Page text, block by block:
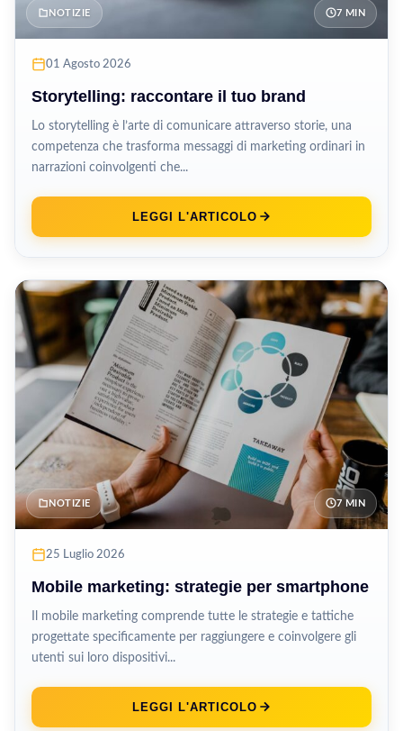
NOTIZIE 7 MIN
01 Agosto 2026
Storytelling: raccontare il tuo brand
Lo storytelling è l’arte di comunicare attraverso storie, una
competenza che trasforma messaggi di marketing ordinari in
narrazioni coinvolgenti che...
LEGGI L'ARTICOLO
NOTIZIE 7 MIN
25 Luglio 2026
Mobile marketing: strategie per smartphone
Il mobile marketing comprende tutte le strategie e tattiche
progettate specificamente per raggiungere e coinvolgere gli
utenti sui loro dispositivi...
LEGGI L'ARTICOLO